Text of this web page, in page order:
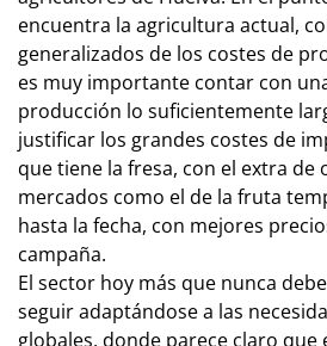
encuentra la agricultura actual,
generalizados de los costes de
es muy importante contar con
producción lo suficientemente
justificar los grandes costes de
que tiene la fresa, con el extra de
mercados como el de la fruta
hasta la fecha, con mejores
campaña.
El sector hoy más que nunca
seguir adaptándose a las
globales, donde parece claro que